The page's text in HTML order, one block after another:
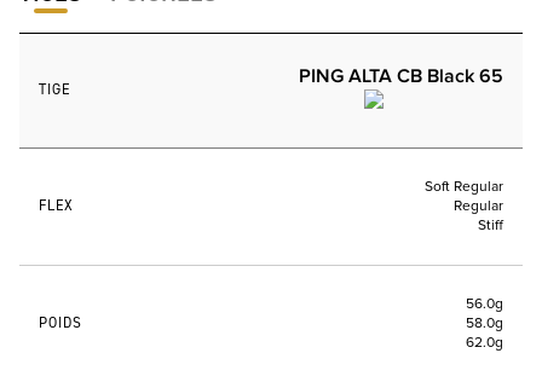
TIGE
PING ALTA CB Black 65
FLEX
Soft Regular
Regular
Stiff
POIDS
56.0g
58.0g
62.0g